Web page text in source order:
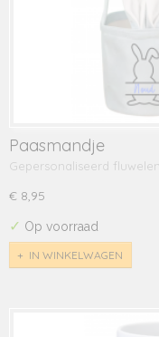
Paasmandje
Gepersonaliseerd
€ 8,95
✓ Op voorraad
IN WINKELWAGEN